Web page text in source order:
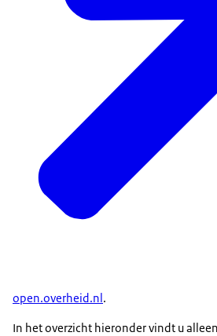
open.overheid.nl.
In het overzicht hieronder vindt u